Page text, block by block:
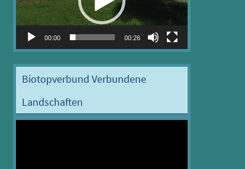
00:00 00:26
Biotopverbund Verbundene
Landschaften